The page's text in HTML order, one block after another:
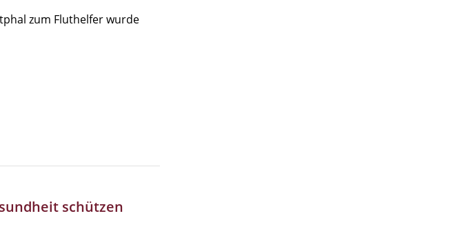
zum Fluthelfer wurde
schützen